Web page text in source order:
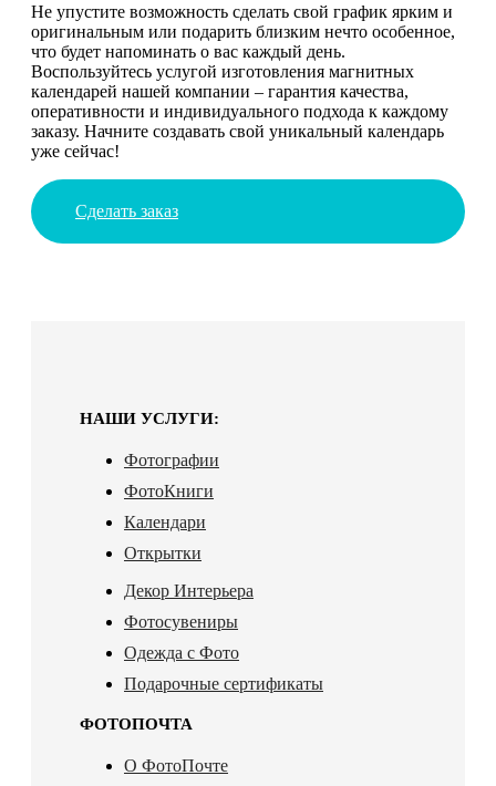
Не упустите возможность сделать свой график ярким и
оригинальным или подарить близким нечто особенное,
что будет напоминать о вас каждый день.
Воспользуйтесь услугой изготовления магнитных
календарей нашей компании – гарантия качества,
оперативности и индивидуального подхода к каждому
заказу. Начните создавать свой уникальный календарь
уже сейчас!
Сделать заказ
НАШИ УСЛУГИ:
Фотографии
ФотоКниги
Календари
Открытки
Декор Интерьера
Фотосувениры
Одежда с Фото
Подарочные сертификаты
ФОТОПОЧТА
О ФотоПочте